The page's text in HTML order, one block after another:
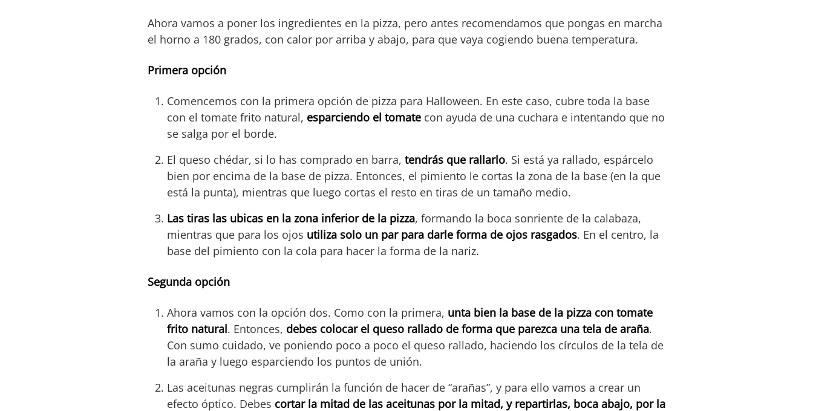
Ahora vamos a poner los ingredientes en la pizza, pero antes recomendamos que pongas en marcha
el horno a 180 grados, con calor por arriba y abajo, para que vaya cogiendo buena temperatura.
Primera opción
Comencemos con la primera opción de pizza para Halloween. En este caso, cubre toda la base
con el tomate frito natural, esparciendo el tomate con ayuda de una cuchara e intentando que no
se salga por el borde.
El queso chédar, si lo has comprado en barra, tendrás que rallarlo. Si está ya rallado, espárcelo
bien por encima de la base de pizza. Entonces, el pimiento le cortas la zona de la base (en la que
está la punta), mientras que luego cortas el resto en tiras de un tamaño medio.
Las tiras las ubicas en la zona inferior de la pizza, formando la boca sonriente de la calabaza,
mientras que para los ojos utiliza solo un par para darle forma de ojos rasgados. En el centro, la
base del pimiento con la cola para hacer la forma de la nariz.
Segunda opción
Ahora vamos con la opción dos. Como con la primera, unta bien la base de la pizza con tomate
frito natural. Entonces, debes colocar el queso rallado de forma que parezca una tela de araña.
Con sumo cuidado, ve poniendo poco a poco el queso rallado, haciendo los círculos de la tela de
la araña y luego esparciendo los puntos de unión.
Las aceitunas negras cumplirán la función de hacer de “arañas”, y para ello vamos a crear un
efecto óptico. Debes cortar la mitad de las aceitunas por la mitad, y repartirlas, boca abajo, por la